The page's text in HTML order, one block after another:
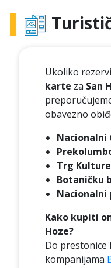
Ukoliko
karte za San
obavezno
Trg Kulture
Botaničku
Nacionalni
Kako kupiti
Hoze?
Do prestonice
kompanijama